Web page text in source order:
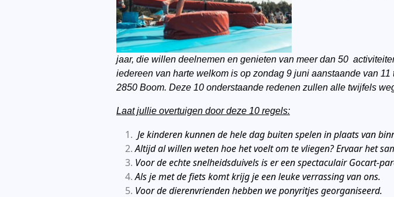
jaar, die willen deelnemen en genieten van meer dan 50
iedereen van harte welkom is op zondag 9 juni aanstaande van
2850 Boom. Deze 10 onderstaande redenen zullen alle twijfels
Laat jullie overtuigen door deze 10 regels:
Je kinderen kunnen de hele dag buiten spelen in plaats van
Altijd al willen weten hoe het voelt om te vliegen? Ervaar het
Voor de echte snelheidsduivels is er een spectaculair Gocart-
Als je met de fiets komt krijg je een leuke verrassing van ons.
Voor de dierenvrienden hebben we ponyritjes georganiseerd.